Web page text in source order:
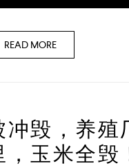
READ MORE
毁，养
玉米全毁